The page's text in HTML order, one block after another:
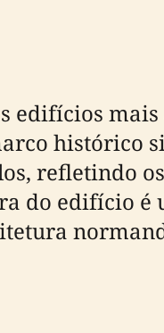
edifícios
histórico
refletindo
do edifício é